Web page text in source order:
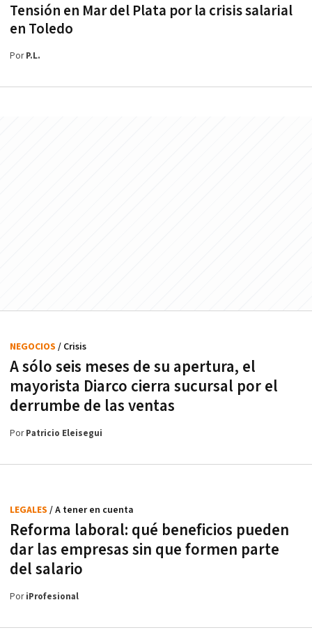
Tensión en Mar del Plata por la crisis salarial
en Toledo
PorP.L.
A sólo seis meses de su apertura, el
mayorista Diarco cierra sucursal por el
derrumbe de las ventas
NEGOCIOS / Crisis
PorPatricio Eleisegui
Reforma laboral: qué beneficios pueden
dar las empresas sin que formen parte
del salario
LEGALES / A tener en cuenta
PoriProfesional